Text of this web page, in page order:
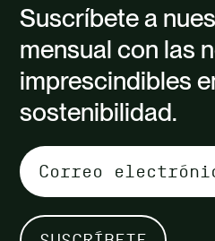
Suscríbete a
mensual con las
imprescindibles
sostenibilidad.